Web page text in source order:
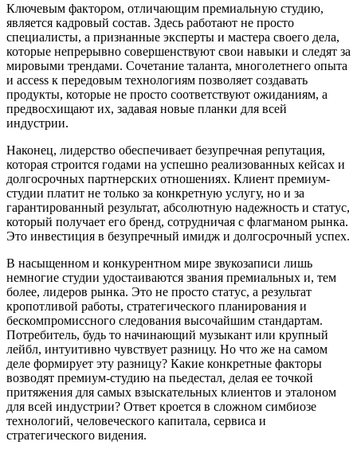
Ключевым фактором, отличающим премиальную студию,
является кадровый состав. Здесь работают не просто
специалисты, а признанные эксперты и мастера своего дела,
которые непрерывно совершенствуют свои навыки и следят за
мировыми трендами. Сочетание таланта, многолетнего опыта
и access к передовым технологиям позволяет создавать
продукты, которые не просто соответствуют ожиданиям, а
предвосхищают их, задавая новые планки для всей
индустрии.
Наконец, лидерство обеспечивает безупречная репутация,
которая строится годами на успешно реализованных кейсах и
долгосрочных партнерских отношениях. Клиент премиум-
студии платит не только за конкретную услугу, но и за
гарантированный результат, абсолютную надежность и статус,
который получает его бренд, сотрудничая с флагманом рынка.
Это инвестиция в безупречный имидж и долгосрочный успех.
В насыщенном и конкурентном мире звукозаписи лишь
немногие студии удостаиваются звания премиальных и, тем
более, лидеров рынка. Это не просто статус, а результат
кропотливой работы, стратегического планирования и
бескомпромиссного следования высочайшим стандартам.
Потребитель, будь то начинающий музыкант или крупный
лейбл, интуитивно чувствует разницу. Но что же на самом
деле формирует эту разницу? Какие конкретные факторы
возводят премиум-студию на пьедестал, делая ее точкой
притяжения для самых взыскательных клиентов и эталоном
для всей индустрии? Ответ кроется в сложном симбиозе
технологий, человеческого капитала, сервиса и
стратегического видения.